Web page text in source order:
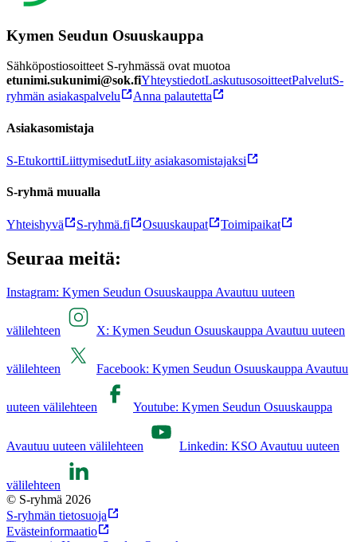
Kymen Seudun Osuuskauppa
Sähköpostiosoitteet S-ryhmässä ovat muotoa
etunimi.sukunimi@sok.fiYhteystiedotLaskutusosoitteetPalvelutS-
ryhmän asiakaspalvelu
Anna palautetta
Asiakasomistaja
S-EtukorttiLiittymisedutLiity asiakasomistajaksi
S-ryhmä muualla
Yhteishyvä S-ryhmä.fi Osuuskaupat Toimipaikat
Seuraa meitä:
Instagram: Kymen Seudun Osuuskauppa Avautuu uuteen
välilehteen X: Kymen Seudun Osuuskauppa Avautuu uuteen
välilehteen Facebook: Kymen Seudun Osuuskauppa Avautuu
uuteen välilehteen Youtube: Kymen Seudun Osuuskauppa
Avautuu uuteen välilehteen Linkedin: KSO Avautuu uuteen
välilehteen
© S-ryhmä 2026
S-ryhmän tietosuoja
Evästeinformaatio